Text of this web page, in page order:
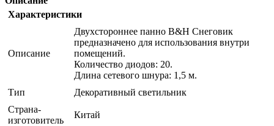
Характеристики
Описание
Двухстороннее панно B&H Снеговик
предназначено для использования внутри
помещений.
Количество диодов: 20.
Длина сетевого шнура: 1,5 м.
Тип
Декоративный светильник
Страна-
изготовитель
Китай